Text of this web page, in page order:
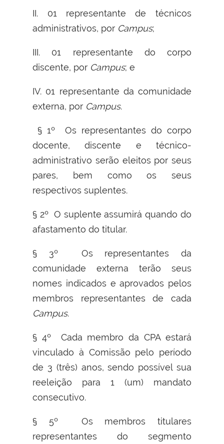
II. 01 representante de técnicos
administrativos, por Campus;
III. 01 representante do corpo
discente, por Campus; e
IV. 01 representante da comunidade
externa, por Campus.
§ 1º Os representantes do corpo
docente, discente e técnico-
administrativo serão eleitos por seus
pares, bem como os seus
respectivos suplentes.
§ 2º O suplente assumirá quando do
afastamento do titular.
§ 3º Os representantes da
comunidade externa terão seus
nomes indicados e aprovados pelos
membros representantes de cada
Campus.
§ 4º Cada membro da CPA estará
vinculado à Comissão pelo período
de 3 (três) anos, sendo possível sua
reeleição para 1 (um) mandato
consecutivo.
§ 5º Os membros titulares
representantes do segmento